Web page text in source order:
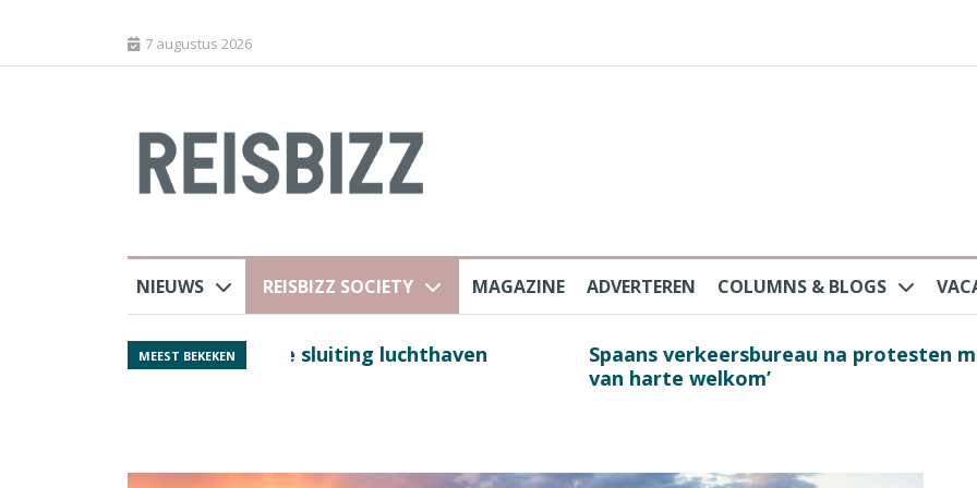
7 augustus 2026
NIEUWS REISBIZZ SOCIETY MAGAZINE ADVERTEREN COLUMNS & BLOGS
MEEST BEKEKEN
luchthaven
Spaans verkeersbureau na protesten massatoerisme: ‘Nederlandse